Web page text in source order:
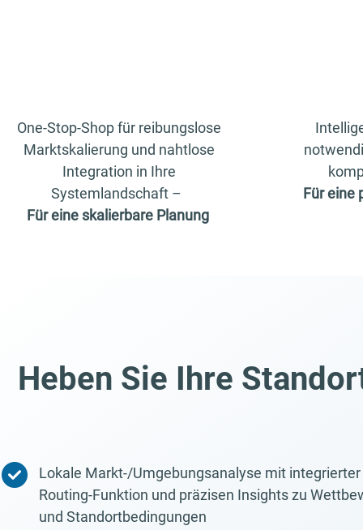
One-Stop-Shop für reibungslose
Marktskalierung und nahtlose
Integration in Ihre
Systemlandschaft –
Für eine skalierbare Planung
Für eine
Heben Sie Ihre
Lokale Markt-/Umgebungsanalyse mit integrierter
Routing-Funktion und präzisen Insights zu
und Standortbedingungen